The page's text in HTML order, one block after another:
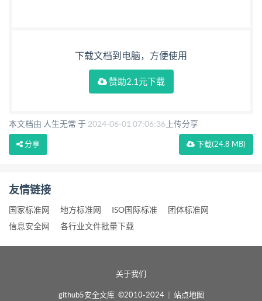
下载文档到电脑，方便使用
赞助2.1元下载
本文档由 人生无常 于 2024-06-01 07:06:36 上传分享
下载(24.8 MB)
分享
友情链接
国家标准网 地方标准网 ISO国际标准
团体标准网
信息安全网
各行业文件批量下载
关于我们
github5安全文库 ©2010-2024 站点地图